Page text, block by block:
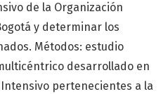
de la Organización
y determinar los
Métodos: estudio
desarrollado en
pertenecientes a la